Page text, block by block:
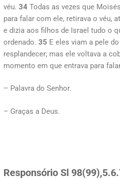
véu. 34 Todas as vezes que
para falar com ele, retirava o véu,
e dizia aos filhos de Israel tudo o
ordenado. 35 E eles viam a pele
resplandecer; mas ele voltava a
momento em que entrava para
– Palavra do Senhor.
– Graças a Deus.
Responsório Sl